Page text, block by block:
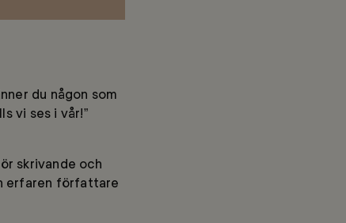
du någon som
vi ses i vår!”
skrivande och
erfaren författare